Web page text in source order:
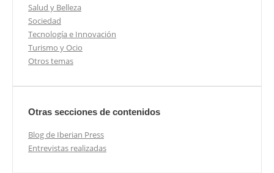
Salud y Belleza
Sociedad
Tecnología e Innovación
Turismo y Ocio
Otros temas
Otras secciones de contenidos
Blog de Iberian Press
Entrevistas realizadas